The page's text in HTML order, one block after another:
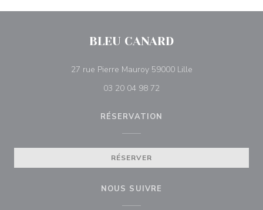
BLEU CANARD
27 rue Pierre Mauroy 59000 Lille((ouvre une
03 20 04 98 72
RÉSERVATION
RÉSERVER
NOUS SUIVRE